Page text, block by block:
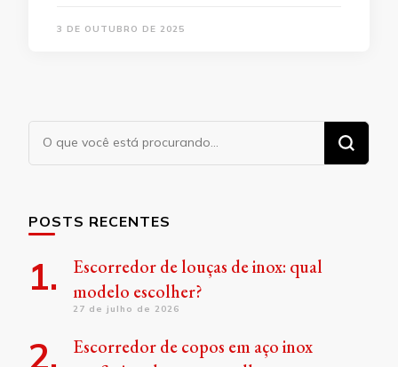
3 DE OUTUBRO DE 2025
Procurando
POSTS RECENTES
Escorredor de louças de inox: qual
modelo escolher?
27 de julho de 2026
Escorredor de copos em aço inox